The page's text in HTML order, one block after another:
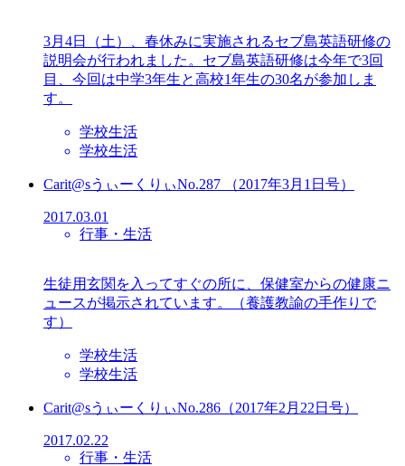
3月4日（土）、春休みに実施されるセブ島英語研修の
説明会が行われました。セブ島英語研修は今年で3回
目、今回は中学3年生と高校1年生の30名が参加しま
す。
学校生活
学校生活
Carit@sうぃーくりぃNo.287 （2017年3月1日号）
2017.03.01
行事・生活
生徒用玄関を入ってすぐの所に、保健室からの健康ニ
ュースが掲示されています。（養護教諭の手作りで
す）
学校生活
学校生活
Carit@sうぃーくりぃNo.286（2017年2月22日号）
2017.02.22
行事・生活